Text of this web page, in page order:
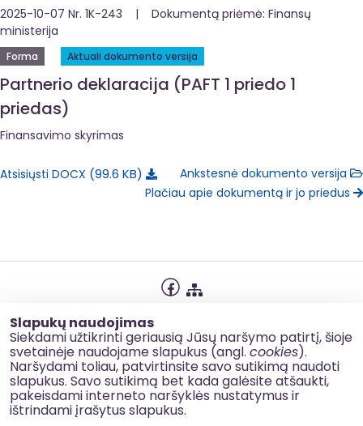
Slapukų naudojimas
Siekdami užtikrinti geriausią Jūsų naršymo patirtį, šioje
svetainėje naudojame slapukus (angl. cookies).
Naršydami toliau, patvirtinsite savo sutikimą naudoti
slapukus. Savo sutikimą bet kada galėsite atšaukti,
pakeisdami interneto naršyklės nustatymus ir
ištrindami įrašytus slapukus.
2025-10-07 Nr. 1K-243 | Dokumentą priėmė: Finansų
ministerija
Forma Aktuali dokumento versija
Partnerio deklaracija (PAFT 1 priedo 1
priedas)
Finansavimo skyrimas
Atsisiųsti DOCX 99.6 KB
Ankstesnė dokumento versija
Plačiau apie dokumentą ir jo priedus
Slapukų naudojimas
Korupcijos prevencija
Kontaktai